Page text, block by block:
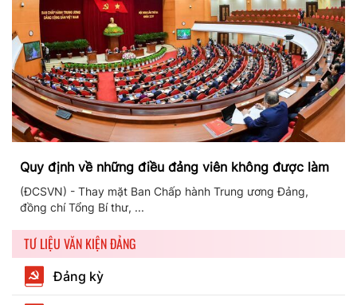
Quy định về những điều đảng viên không được làm
(ĐCSVN) - Thay mặt Ban Chấp hành Trung ương Đảng,
đồng chí Tổng Bí thư, ...
TƯ LIỆU VĂN KIỆN ĐẢNG
Đảng kỳ